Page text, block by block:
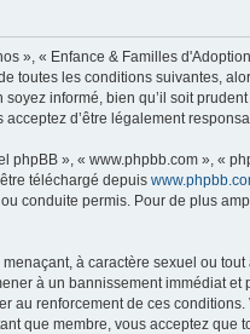
», « Enfance & Familles
les conditions suivantes,
informé, bien qu’il soit
d’être légalement
», « www.phpbb.com », «
téléchargé depuis
conduite permis. Pour de plus
à caractère sexuel ou
à un bannissement immédiat
renforcement de ces
que membre, vous acceptez